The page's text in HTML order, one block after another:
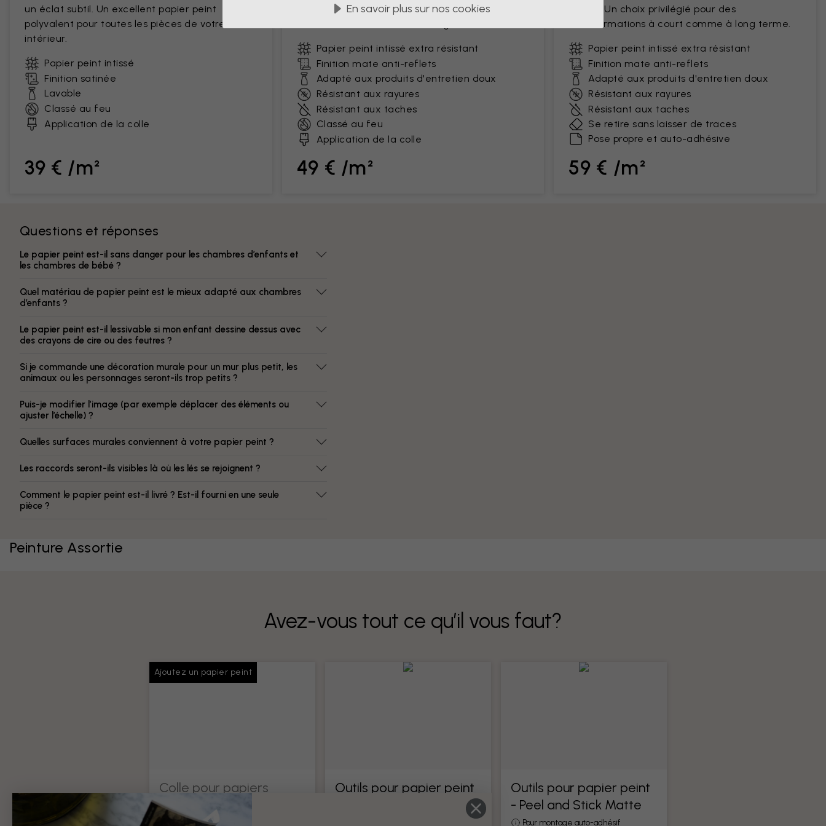
un éclat subtil. Un excellent papier peint
polyvalent pour toutes les pièces de votre
intérieur.
Papier peint intissé
Finition satinée
Lavable
Classé au feu
Application de la colle
39 € /m²
nettoyer qui résiste au quotidien. Parfait pour
Papier peint intissé extra résistant
Finition mate anti-reflets
Adapté aux produits d'entretien doux
Résistant aux rayures
Résistant aux taches
Classé au feu
Application de la colle
49 € /m²
tracas. Un choix privilégié pour des
transformations à court comme à long terme.
Papier peint intissé extra résistant
Finition mate anti-reflets
Adapté aux produits d'entretien doux
Résistant aux rayures
Résistant aux taches
Se retire sans laisser de traces
Pose propre et auto-adhésive
59 € /m²
Questions et réponses
Le papier peint est-il sans danger pour les chambres d’enfants et
les chambres de bébé ?
Quel matériau de papier peint est le mieux adapté aux chambres
d’enfants ?
Le papier peint est-il lessivable si mon enfant dessine dessus avec
des crayons de cire ou des feutres ?
Si je commande une décoration murale pour un mur plus petit, les
animaux ou les personnages seront-ils trop petits ?
Puis-je modifier l’image (par exemple déplacer des éléments ou
ajuster l’échelle) ?
Quelles surfaces murales conviennent à votre papier peint ?
Les raccords seront-ils visibles là où les lés se rejoignent ?
Comment le papier peint est-il livré ? Est-il fourni en une seule
pièce ?
Peinture Assortie
Avez-vous tout ce qu’il vous faut?
Ajoutez un papier peint
Colle pour papiers
peints
Colle suffisante pour toute votre
Outils pour papier peint
Tous les outils pour la pose de papier
Outils pour papier peint
- Peel and Stick Matte
Pour montage auto-adhésif
En savoir plus sur nos cookies